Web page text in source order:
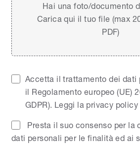
Hai una foto/documento
Carica qui il tuo file (max
PDF)
Accetta il trattamento dei dati
il Regolamento europeo (UE)
GDPR). Leggi la privacy policy
Presta il suo consenso per la
dati personali per le finalità ed ai